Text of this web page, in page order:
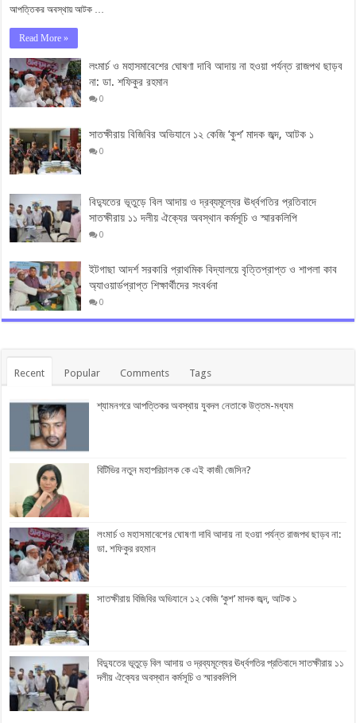
আপত্তিকর অবস্থায় আটক …
Read More »
লংমার্চ ও মহাসমাবেশের ঘোষণা দাবি আদায় না হওয়া পর্যন্ত রাজপথ ছাড়ব
না: ডা. শফিকুর রহমান
0
সাতক্ষীরায় বিজিবির অভিযানে ১২ কেজি ‘কুশ’ মাদক জব্দ, আটক ১
0
বিদ্যুতের ভূতুড়ে বিল আদায় ও দ্রব্যমূল্যের ঊর্ধ্বগতির প্রতিবাদে
সাতক্ষীরায় ১১ দলীয় ঐক্যের অবস্থান কর্মসূচি ও স্মারকলিপি
0
ইটগাছা আদর্শ সরকারি প্রাথমিক বিদ্যালয়ে বৃত্তিপ্রাপ্ত ও শাপলা কাব
অ্যাওয়ার্ডপ্রাপ্ত শিক্ষার্থীদের সংবর্ধনা
0
Recent Popular Comments Tags
শ্যামনগরে আপত্তিকর অবস্থায় যুবদল নেতাকে উত্তম-মধ্যম
বিটিভির নতুন মহাপরিচালক কে এই কাজী জেসিন?
লংমার্চ ও মহাসমাবেশের ঘোষণা দাবি আদায় না হওয়া পর্যন্ত রাজপথ ছাড়ব না:
ডা. শফিকুর রহমান
সাতক্ষীরায় বিজিবির অভিযানে ১২ কেজি ‘কুশ’ মাদক জব্দ, আটক ১
বিদ্যুতের ভূতুড়ে বিল আদায় ও দ্রব্যমূল্যের ঊর্ধ্বগতির প্রতিবাদে সাতক্ষীরায় ১১
দলীয় ঐক্যের অবস্থান কর্মসূচি ও স্মারকলিপি